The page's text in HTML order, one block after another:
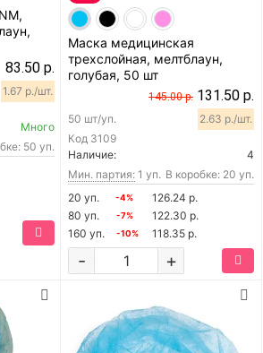
83.50 р.
1.67 р./шт.
Много
50 уп.
Маска медицинская
трехслойная, мелтблаун,
голубая, 50 шт
145.00 р. 131.50 р.
Код 3109
50 шт/уп. 2.63 р./шт.
Наличие:
4
Мин. партия: 1 уп. В коробке: 20 уп.
20 уп.
-4%
126.24 р.
80 уп.
-7%
122.30 р.
160 уп.
-10% 118.35 р.
+
-